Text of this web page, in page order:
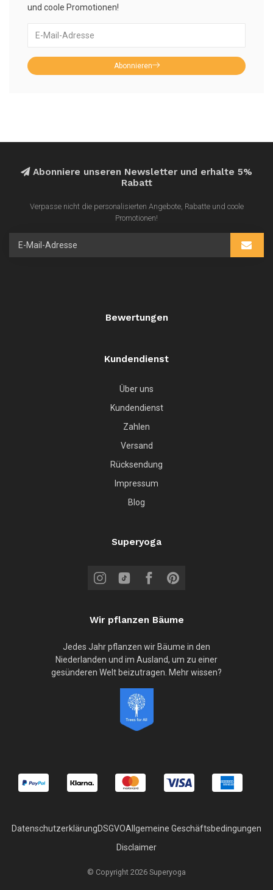
und coole Promotionen!
Abonnieren
Abonniere unseren Newsletter und erhalte 5%
Rabatt
Verpasse nicht die personalisierten Angebote, Rabatte und coole
Promotionen!
Bewertungen
Kundendienst
Über uns
Kundendienst
Zahlen
Versand
Rücksendung
Impressum
Blog
Superyoga
Wir pflanzen Bäume
Jedes Jahr pflanzen wir Bäume in den
Niederlanden und im Ausland, um zu einer
gesünderen Welt beizutragen. Mehr wissen?
DatenschutzerklärungDSGVOAllgemeine Geschäftsbedingungen
Disclaimer
© Copyright 2026 Superyoga